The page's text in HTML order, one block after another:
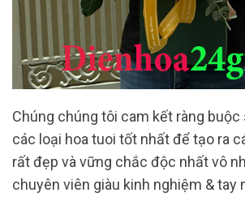
Chúng chúng tôi cam kết ràng
các loại hoa tuoi tốt nhất để tạo ra
rất đẹp và vững chắc độc nhất vô
chuyên viên giàu kinh nghiệm & tay